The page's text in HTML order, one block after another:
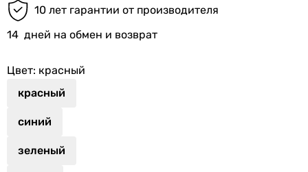
10 лет гарантии от производителя
14 дней на обмен и возврат
Цвет: красный
красный
синий
зеленый